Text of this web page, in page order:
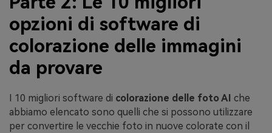
opzioni di software di
colorazione delle immagini
da provare
I 10 migliori software di colorazione delle foto AI che
abbiamo elencato sono quelli che si possono utilizzare
per convertire le vecchie foto in nuove colorate con il